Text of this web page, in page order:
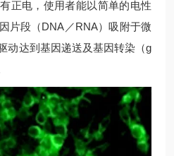
正电，使用者能以简单的电性
片段（DNA／RNA）吸附于微
动达到基因递送及基因转染（g